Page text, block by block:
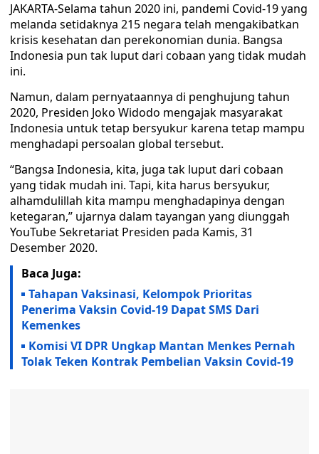
JAKARTA-Selama tahun 2020 ini, pandemi Covid-19 yang
melanda setidaknya 215 negara telah mengakibatkan
krisis kesehatan dan perekonomian dunia. Bangsa
Indonesia pun tak luput dari cobaan yang tidak mudah
ini.
Namun, dalam pernyataannya di penghujung tahun
2020, Presiden Joko Widodo mengajak masyarakat
Indonesia untuk tetap bersyukur karena tetap mampu
menghadapi persoalan global tersebut.
“Bangsa Indonesia, kita, juga tak luput dari cobaan
yang tidak mudah ini. Tapi, kita harus bersyukur,
alhamdulillah kita mampu menghadapinya dengan
ketegaran,” ujarnya dalam tayangan yang diunggah
YouTube Sekretariat Presiden pada Kamis, 31
Desember 2020.
Baca Juga:
Tahapan Vaksinasi, Kelompok Prioritas
Penerima Vaksin Covid-19 Dapat SMS Dari
Kemenkes
Komisi VI DPR Ungkap Mantan Menkes Pernah
Tolak Teken Kontrak Pembelian Vaksin Covid-19